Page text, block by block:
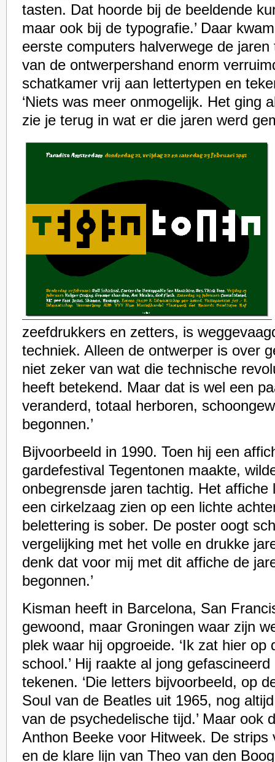
tasten. Dat hoorde bij de beeldende
maar ook bij de typografie.’ Daar
eerste computers halverwege de
van de ontwerpershand enorm
schatkamer vrij aan lettertypen en
‘Niets was meer onmogelijk. Het ging
zie je terug in wat er die jaren werd
zeefdrukkers en zetters, is
techniek. Alleen de ontwerper is over
niet zeker van wat die technische
heeft betekend. Maar dat is wel een
veranderd, totaal herboren,
begonnen.’
Bijvoorbeeld in 1990. Toen hij een
gardefestival Tegentonen maakte,
onbegrensde jaren tachtig. Het affiche
een cirkelzaag zien op een lichte
belettering is sober. De poster oogt
vergelijking met het volle en drukke
denk dat voor mij met dit affiche de
begonnen.’
Kisman heeft in Barcelona, San
gewoond, maar Groningen waar zijn
plek waar hij opgroeide. ‘Ik zat hier op
school.’ Hij raakte al jong
tekenen. ‘Die letters bijvoorbeeld, op
Soul van de Beatles uit 1965, nog
van de psychedelische tijd.’ Maar ook
Anthon Beeke voor Hitweek. De strips
en de klare lijn van Theo van den